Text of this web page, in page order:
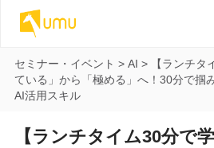
セミナー・イベント > AI >
【ランチ
ている」から「極める」へ！30分で掴
AI活用スキル
【ランチタイム30分で